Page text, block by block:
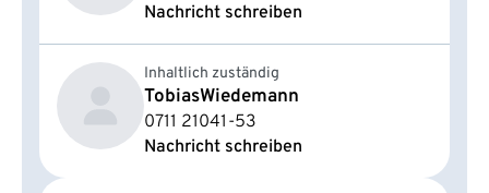
Nachricht schreiben
Inhaltlich zuständig
TobiasWiedemann
0711 21041-53
Nachricht schreiben